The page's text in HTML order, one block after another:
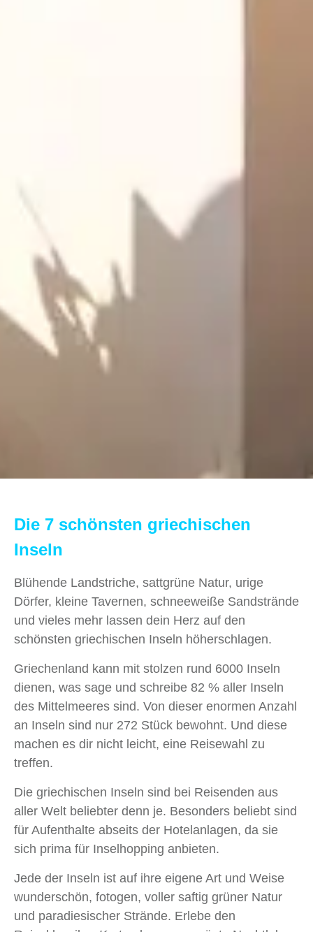
Die 7 schönsten griechischen
Inseln
Blühende Landstriche, sattgrüne Natur, urige
Dörfer, kleine Tavernen, schneeweiße Sandstrände
und vieles mehr lassen dein Herz auf den
schönsten griechischen Inseln höherschlagen.
Griechenland kann mit stolzen rund 6000 Inseln
dienen, was sage und schreibe 82 % aller Inseln
des Mittelmeeres sind. Von dieser enormen Anzahl
an Inseln sind nur 272 Stück bewohnt. Und diese
machen es dir nicht leicht, eine Reisewahl zu
treffen.
Die griechischen Inseln sind bei Reisenden aus
aller Welt beliebter denn je. Besonders beliebt sind
für Aufenthalte abseits der Hotelanlagen, da sie
sich prima für Inselhopping anbieten.
Jede der Inseln ist auf ihre eigene Art und Weise
wunderschön, fotogen, voller saftig grüner Natur
und paradiesischer Strände. Erlebe den